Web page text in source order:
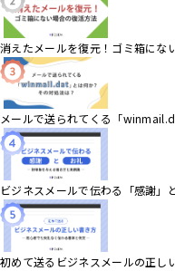
消えたメールを復元！ゴミ箱に
メールで送られてくる「
ビジネスメールで伝わる「感謝」
初めて送るビジネスメールの正